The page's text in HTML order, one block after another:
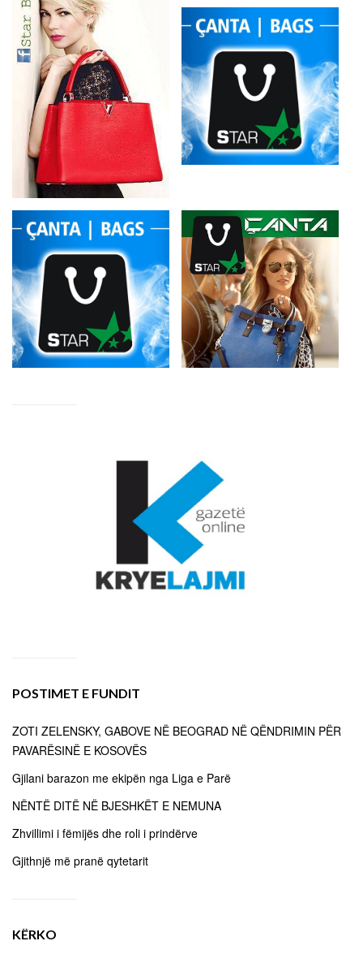
POSTIMET E FUNDIT
ZOTI ZELENSKY, GABOVE NË BEOGRAD NË QËNDRIMIN PËR
PAVARËSINË E KOSOVËS
Gjilani barazon me ekipën nga Liga e Parë
NËNTË DITË NË BJESHKËT E NEMUNA
Zhvillimi i fëmijës dhe roli i prindërve
Gjithnjë më pranë qytetarit
KËRKO